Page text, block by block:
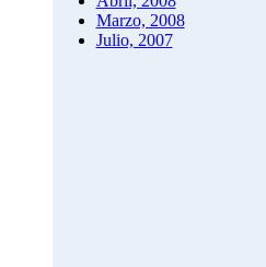
Marzo, 2008
Julio, 2007